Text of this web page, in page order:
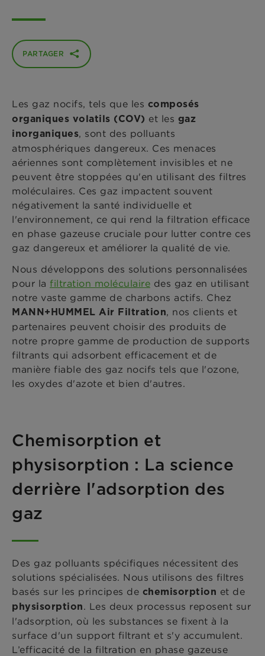
PARTAGER
Les gaz nocifs, tels que les composés
organiques volatils (COV) et les gaz
inorganiques, sont des polluants
atmosphériques dangereux. Ces menaces
aériennes sont complètement invisibles et ne
peuvent être stoppées qu'en utilisant des filtres
moléculaires. Ces gaz impactent souvent
négativement la santé individuelle et
l'environnement, ce qui rend la filtration efficace
en phase gazeuse cruciale pour lutter contre ces
gaz dangereux et améliorer la qualité de vie.
Nous développons des solutions personnalisées
pour la filtration moléculaire des gaz en utilisant
notre vaste gamme de charbons actifs. Chez
MANN+HUMMEL Air Filtration, nos clients et
partenaires peuvent choisir des produits de
notre propre gamme de production de supports
filtrants qui adsorbent efficacement et de
manière fiable des gaz nocifs tels que l'ozone,
les oxydes d'azote et bien d'autres.
Chemisorption et
physisorption : La science
derrière l'adsorption des
gaz
Des gaz polluants spécifiques nécessitent des
solutions spécialisées. Nous utilisons des filtres
basés sur les principes de chemisorption et de
physisorption. Les deux processus reposent sur
l'adsorption, où les substances se fixent à la
surface d'un support filtrant et s'y accumulent.
L’efficacité de la filtration en phase gazeuse